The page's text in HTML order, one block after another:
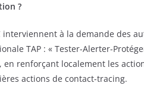
?
interviennent à la demande des
TAP : « Tester-Alerter-
renforçant localement les
actions de contact-tracing.